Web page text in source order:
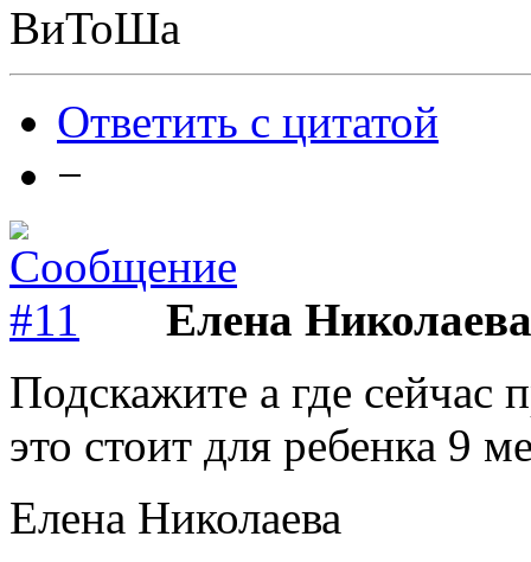
ВиТоШа
Ответить с цитатой
−
Елена Николаева
Подскажите а где сейчас
это стоит для ребенка 9
Елена Николаева